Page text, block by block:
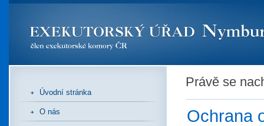
Úvodní stránka
O nás
Právě se
Ochrana